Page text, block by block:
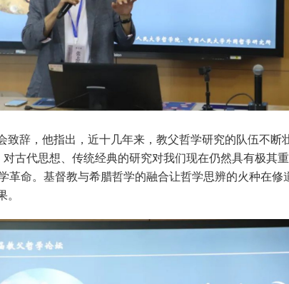
辞，他指出，近十几年来，教父哲学研究的队伍不
古代思想、传统经典的研究对我们现在仍然具有极其
命。基督教与希腊哲学的融合让哲学思辨的火种在